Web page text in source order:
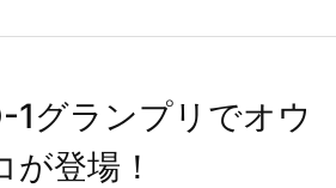
1グランプリでオウ
登場！